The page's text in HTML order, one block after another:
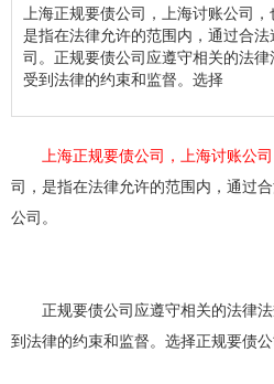
上海正规要债公司，上海讨账公司
是指在法律允许的范围内，通过合
司。正规要债公司应遵守相关的法
受到法律的约束和监督。选择
上海正规要债公司，上海讨账公司
司，是指在法律允许的范围内，通过
公司。
正规要债公司应遵守相关的法律
到法律的约束和监督。选择正规要债